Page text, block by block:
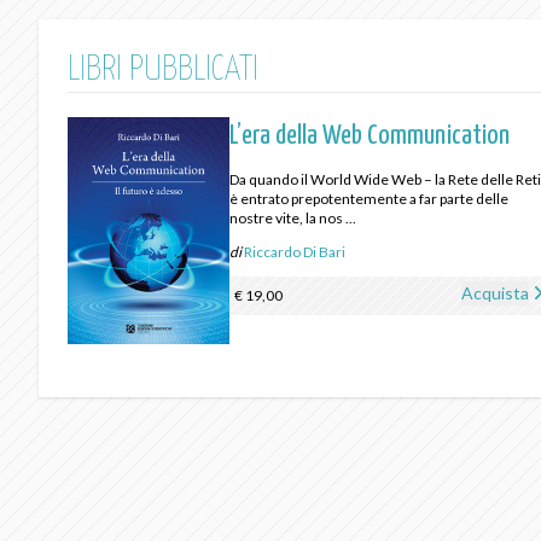
LIBRI PUBBLICATI
L’era della Web Communication
Da quando il World Wide Web – la Rete delle
è entrato prepotentemente a far parte delle
nostre vite, la nos ...
diRiccardo Di Bari
€ 19,00 Acquista